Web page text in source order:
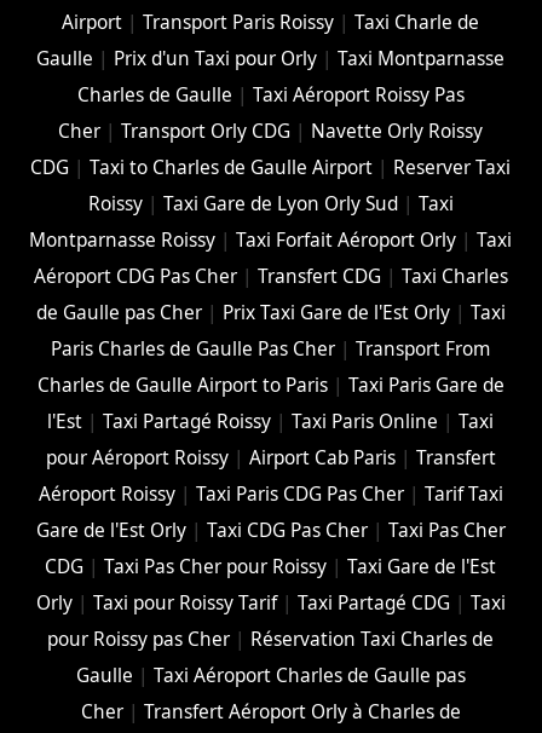
Airport |Transport Paris Roissy |Taxi Charle de
Gaulle | Prix d'un Taxi pour Orly |Taxi Montparnasse
Charles de Gaulle | Taxi Aéroport Roissy Pas
Cher |Transport Orly CDG | Navette Orly Roissy
CDG |Taxi to Charles de Gaulle Airport | Reserver Taxi
Roissy| Taxi Gare de Lyon Orly Sud| Taxi
Montparnasse Roissy |Taxi Forfait Aéroport Orly |Taxi
Aéroport CDG Pas Cher| Transfert CDG | Taxi Charles
de Gaulle pas Cher| Prix Taxi Gare de l'Est Orly| Taxi
Paris Charles de Gaulle Pas Cher |Transport From
Charles de Gaulle Airport to Paris| Taxi Paris Gare de
l'Est |Taxi Partagé Roissy |Taxi Paris Online |Taxi
pour Aéroport Roissy| Airport Cab Paris| Transfert
Aéroport Roissy| Taxi Paris CDG Pas Cher| Tarif Taxi
Gare de l'Est Orly| Taxi CDG Pas Cher| Taxi Pas Cher
CDG |Taxi Pas Cher pour Roissy |Taxi Gare de l'Est
Orly| Taxi pour Roissy Tarif| Taxi Partagé CDG | Taxi
pour Roissy pas Cher | Réservation Taxi Charles de
Gaulle | Taxi Aéroport Charles de Gaulle pas
Cher| Transfert Aéroport Orly à Charles de